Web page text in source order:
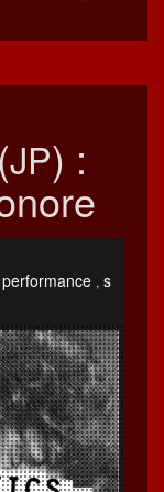
JP) :
performance , s